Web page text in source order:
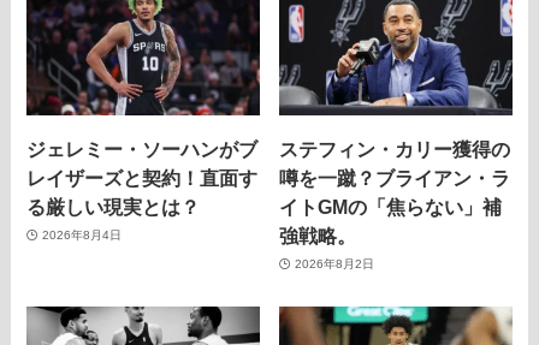
ジェレミー・ソーハンがブ
レイザーズと契約！直面す
る厳しい現実とは？
2026年8月4日
ステフィン・カリー獲得の
噂を一蹴？ブライアン・ラ
イトGMの「焦らない」補
強戦略。
2026年8月2日